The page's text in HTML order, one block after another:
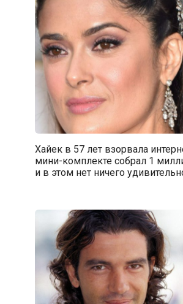
Хайек в 57 лет взорвала
мини-комплекте собрал 1
и в этом нет ничего